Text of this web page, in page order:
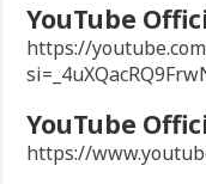
YouTube
https://
YouTube
https://